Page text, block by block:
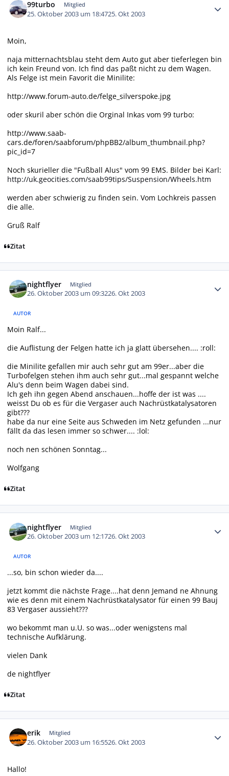
99turbo Mitglied
25. Oktober 2003 um 18:4725. Okt 2003
Moin,
naja mitternachtsblau steht dem Auto gut aber tieferlegen bin
ich kein Freund von. Ich find das paßt nicht zu dem Wagen.
Als Felge ist mein Favorit die Minilite:
http://www.forum-auto.de/felge_silverspoke.jpg
oder skuril aber schön die Orginal Inkas vom 99 turbo:
http://www.saab-
cars.de/foren/saabforum/phpBB2/album_thumbnail.php?
pic_id=7
Noch skurieller die "Fußball Alus" vom 99 EMS. Bilder bei Karl:
http://uk.geocities.com/saab99tips/Suspension/Wheels.htm
werden aber schwierig zu finden sein. Vom Lochkreis passen
die alle.
Gruß Ralf
Zitat
nightflyer Mitglied
26. Oktober 2003 um 09:3226. Okt 2003
AUTOR
Moin Ralf...
die Auflistung der Felgen hatte ich ja glatt übersehen.... :roll:
die Minilite gefallen mir auch sehr gut am 99er...aber die
Turbofelgen stehen ihm auch sehr gut...mal gespannt welche
Alu's denn beim Wagen dabei sind.
Ich geh ihn gegen Abend anschauen...hoffe der ist was ....
weisst Du ob es für die Vergaser auch Nachrüstkatalysatoren
gibt???
habe da nur eine Seite aus Schweden im Netz gefunden ...nur
fällt da das lesen immer so schwer.... :lol:
noch nen schönen Sonntag...
Wolfgang
Zitat
nightflyer Mitglied
26. Oktober 2003 um 12:1726. Okt 2003
AUTOR
...so, bin schon wieder da....
jetzt kommt die nächste Frage....hat denn Jemand ne Ahnung
wie es denn mit einem Nachrüstkatalysator für einen 99 Bauj
83 Vergaser aussieht???
wo bekommt man u.U. so was...oder wenigstens mal
technische Aufklärung.
vielen Dank
de nightflyer
Zitat
erik Mitglied
26. Oktober 2003 um 16:5526. Okt 2003
Hallo!